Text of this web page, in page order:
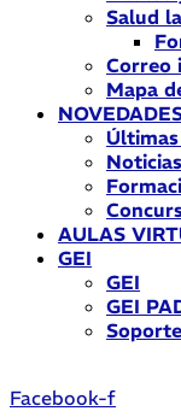
Salud
Correo
Mapa
AULAS
GEI
GEI
GEI
Facebook-f